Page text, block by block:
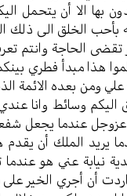
بها الا أن يتحمل
الخلق الى ذلك
تقضى الحاجة وانتم
هذا مبدأ فطري
ومن بعده الائمة
وسائط وانا
عزوجل عندما يجعل
يريد الملك أن
نيابة عني هو عندما
أن أجري الخير على